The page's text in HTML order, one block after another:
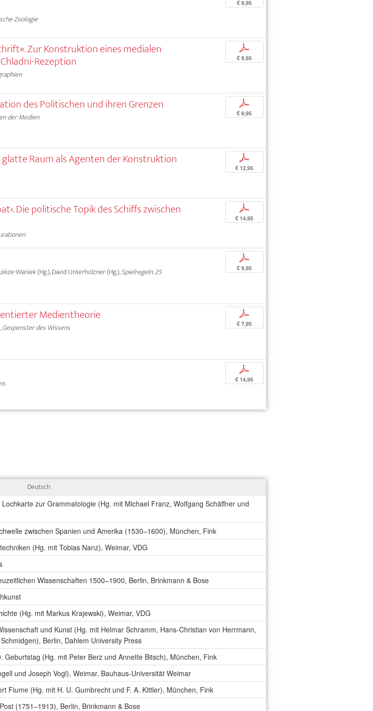
Zoologie
€ 9,95
Zur Konstruktion eines medialen
Rezeption
p
€ 9,95
des Politischen und ihren Grenzen
der Medien
p
€ 9,95
Raum als Agenten der Konstruktion p
€ 12,95
Die politische Topik des Schiffs zwischen p
€ 14,95
Waniek (Hg.), David Unterholzner (Hg.),Spielregeln. 25
p
€ 9,95
Medientheorie
Gespenster des Wissens
p
€ 7,95
p
€ 14,95
Deutsch
zur Grammatologie (Hg. mit Michael Franz, Wolfgang Schäffner und
zwischen Spanien und Amerika (1530–1600), München, Fink
(Hg. mit Tobias Nanz), Weimar, VDG
Wissenschaften 1500–1900, Berlin, Brinkmann & Bose
(Hg. mit Markus Krajewski), Weimar, VDG
und Kunst (Hg. mit Helmar Schramm, Hans-Christian von Herrmann,
Berlin, Dahlem University Press
Geburtstag (Hg. mit Peter Berz und Annette Bitsch), München, Fink
und Joseph Vogl), Weimar, Bauhaus-Universität Weimar
Fiume (Hg. mit H. U. Gumbrecht und F. A. Kittler), München, Fink
(1751–1913), Berlin, Brinkmann & Bose